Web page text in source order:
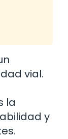
vial.
la
y